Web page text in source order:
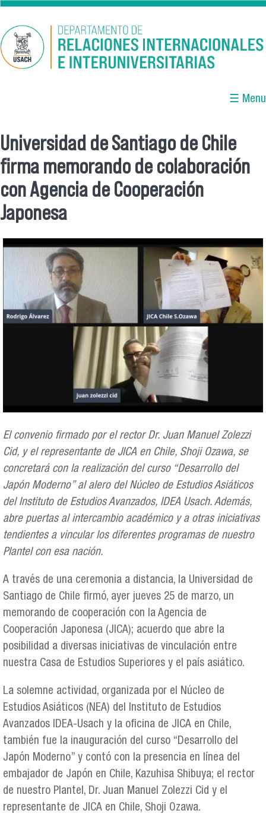
Pasar al contenido principal
☰ Menu
Se encuentra usted aquí
Universidad de Santiago de Chile
firma memorando de colaboración
con Agencia de Cooperación
Japonesa
El convenio firmado por el rector Dr. Juan Manuel Zolezzi
Cid, y el representante de JICA en Chile, Shoji Ozawa, se
concretará con la realización del curso “Desarrollo del
Japón Moderno” al alero del Núcleo de Estudios Asiáticos
del Instituto de Estudios Avanzados, IDEA Usach. Además,
abre puertas al intercambio académico y a otras iniciativas
tendientes a vincular los diferentes programas de nuestro
Plantel con esa nación.
A través de una ceremonia a distancia, la Universidad de
Santiago de Chile firmó, ayer jueves 25 de marzo, un
memorando de cooperación con la Agencia de
Cooperación Japonesa (JICA); acuerdo que abre la
posibilidad a diversas iniciativas de vinculación entre
nuestra Casa de Estudios Superiores y el país asiático.
La solemne actividad, organizada por el Núcleo de
Estudios Asiáticos (NEA) del Instituto de Estudios
Avanzados IDEA-Usach y la oficina de JICA en Chile,
también fue la inauguración del curso “Desarrollo del
Japón Moderno” y contó con la presencia en línea del
embajador de Japón en Chile, Kazuhisa Shibuya; el rector
de nuestro Plantel, Dr. Juan Manuel Zolezzi Cid y el
representante de JICA en Chile, Shoji Ozawa.